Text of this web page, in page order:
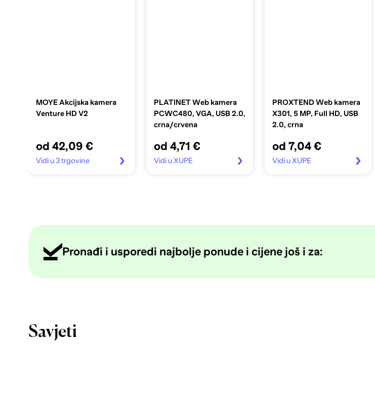
MOYE Akcijska kamera
Venture HD V2
od 42,09 €
Vidi u 3 trgovine
PLATINET Web kamera
PCWC480, VGA, USB 2.0,
crna/crvena
od 4,71 €
Vidi u XUPE
PROXTEND Web kamera
X301, 5 MP, Full HD, USB
2.0, crna
od 7,04 €
Vidi u XUPE
Pronađi i usporedi najbolje ponude i cijene još i za:
Savjeti